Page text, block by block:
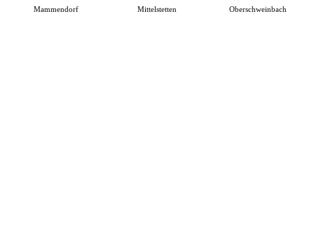
Mammendorf Mittelstetten Oberschweinbach